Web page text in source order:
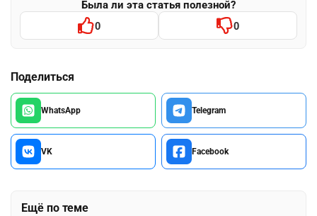
Была ли эта статья полезной?
0 0
Поделиться
WhatsApp Telegram
VK Facebook
Ещё по теме